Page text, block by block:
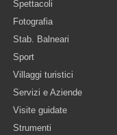
Spettacoli
Fotografia
Stab. Balneari
Sport
Villaggi turistici
Servizi e Aziende
Visite guidate
Strumenti